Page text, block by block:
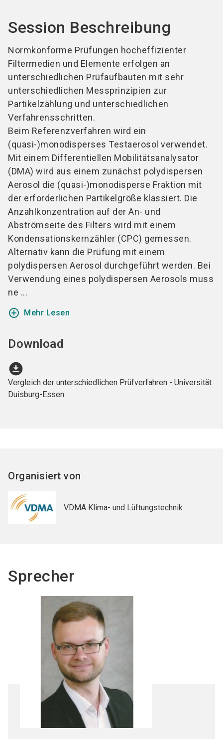
Session Beschreibung
Normkonforme Prüfungen hocheffizienter
Filtermedien und Elemente erfolgen an
unterschiedlichen Prüfaufbauten mit sehr
unterschiedlichen Messprinzipien zur
Partikelzählung und unterschiedlichen
Verfahrensschritten.
Beim Referenzverfahren wird ein
(quasi-)monodisperses Testaerosol verwendet.
Mit einem Differentiellen Mobilitätsanalysator
(DMA) wird aus einem zunächst polydispersen
Aerosol die (quasi-)monodisperse Fraktion mit
der erforderlichen Partikelgröße klassiert. Die
Anzahlkonzentration auf der An- und
Abströmseite des Filters wird mit einem
Kondensationskernzähler (CPC) gemessen.
Alternativ kann die Prüfung mit einem
polydispersen Aerosol durchgeführt werden. Bei
Verwendung eines polydispersen Aerosols muss
ne ...
add_circle_outline Mehr Lesen
Download
download_for_offline
Vergleich der unterschiedlichen Prüfverfahren - Universität
Duisburg-Essen
Organisiert von
VDMA Klima- und Lüftungstechnik
Sprecher